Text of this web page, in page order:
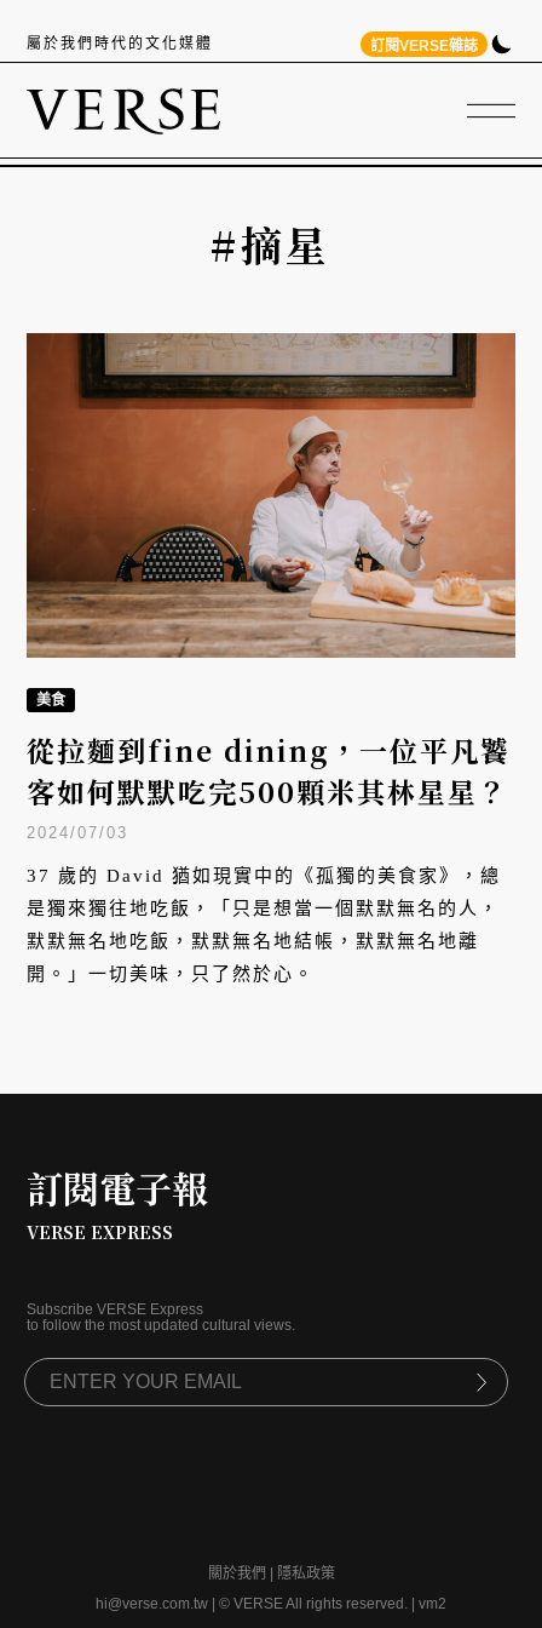
屬於我們時代的文化媒體 訂閱VERSE雜誌
#摘星
美食
從拉麵到fine dining，一位平凡饕
客如何默默吃完500顆米其林星星？
2024/07/03
37 歲的 David 猶如現實中的《孤獨的美食家》，總
是獨來獨往地吃飯，「只是想當一個默默無名的人，
默默無名地吃飯，默默無名地結帳，默默無名地離
開。」一切美味，只了然於心。
訂閱電子報
VERSE EXPRESS
Subscribe VERSE Express
to follow the most updated cultural views.
關於我們
隱私政策
hi@verse.com.tw
© VERSE All rights reserved. | vm2